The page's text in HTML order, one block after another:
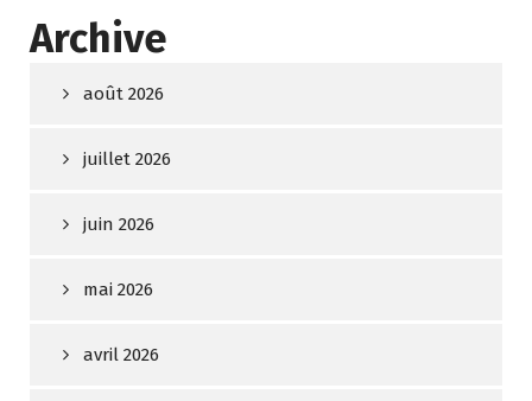
Archive
août 2026
juillet 2026
juin 2026
mai 2026
avril 2026